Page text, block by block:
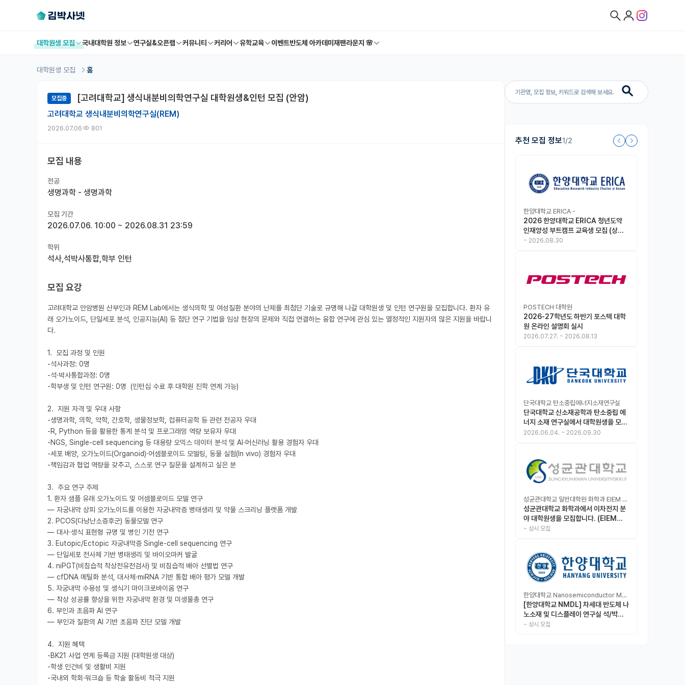
대학원생 모집 국내대학원 정보 연구실&오픈랩 커뮤니티 커리어 유학교육 이벤트반도체 아카데미 재팬라운지 🌸
대학원생 모집 홈
추천 모집 정보1/2
한양대학교 ERICA -
2026 한양대학교 ERICA 청년도약
인재양성 부트캠프 교육생 모집 (상시
모집 중, 1차 마감 : ~8.30)
~ 2026.08.30
POSTECH 대학원
2026-27학년도 하반기 포스텍 대학
원 온라인 설명회 실시
2026.07.27. ~ 2026.08.13
단국대학교 탄소중립에너지소재연구실
단국대학교 신소재공학과 탄소중립 에
너지 소재 연구실에서 대학원생을 모집
합니다.
2026.06.04. ~ 2026.09.30
성균관대학교 일반대학원 화학과 EIEM Lab
성균관대학교 화학과에서 이차전지 분
야 대학원생을 모집합니다. (EIEM
Lab)
~ 상시 모집
한양대학교 Nanosemiconductor Materials & Display Laboratory
[한양대학교 NMDL] 차세대 반도체 나
노소재 및 디스플레이 연구실 석/박사/
인턴 모집
~ 상시 모집
모집중 [고려대학교] 생식내분비의학연구실 대학원생&인턴 모집 (안암)
고려대학교 생식내분비의학연구실(REM)
2026.07.06 801
모집 내용
전공
생명과학 - 생명과학
모집 기간
2026.07.06. 10:00 ~ 2026.08.31 23:59
학위
석사,석박사통합,학부 인턴
모집 요강
고려대학교 안암병원 산부인과 REM Lab에서는 생식의학 및 여성질환 분야의 난제를 최첨단 기술로 규명해 나갈 대학원생 및 인턴 연구원을 모집합니다. 환자 유
래 오가노이드, 단일세포 분석, 인공지능(AI) 등 첨단 연구 기법을 임상 현장의 문제와 직접 연결하는 융합 연구에 관심 있는 열정적인 지원자의 많은 지원을 바랍니
다.
1.  모집 과정 및 인원
-석사과정: 0명
-석·박사통합과정: 0명
-학부생 및 인턴 연구원: 0명  (인턴십 수료 후 대학원 진학 연계 가능)
2.  지원 자격 및 우대 사항
-생명과학, 의학, 약학, 간호학, 생물정보학, 컴퓨터공학 등 관련 전공자 우대
-R, Python 등을 활용한 통계 분석 및 프로그래밍 역량 보유자 우대
-NGS, Single-cell sequencing 등 대용량 오믹스 데이터 분석 및 AI·머신러닝 활용 경험자 우대
-세포 배양, 오가노이드(Organoid)·어셈블로이드 모델링, 동물 실험(In vivo) 경험자 우대
-책임감과 협업 역량을 갖추고, 스스로 연구 질문을 설계하고 싶은 분
3.  주요 연구 주제
1. 환자 샘플 유래 오가노이드 및 어셈블로이드 모델 연구
— 자궁내막 상피 오가노이드를 이용한 자궁내막증 병태생리 및 약물 스크리닝 플랫폼 개발
2. PCOS(다낭난소증후군) 동물모델 연구
— 대사·생식 표현형 규명 및 병인 기전 연구
3. Eutopic/Ectopic 자궁내막증 Single-cell sequencing 연구
— 단일세포 전사체 기반 병태생리 및 바이오마커 발굴
4. niPGT(비침습적 착상전유전검사) 및 비침습적 배아 선별법 연구
— cfDNA 메틸화 분석, 대사체·miRNA 기반 통합 배아 평가 모델 개발
5. 자궁내막 수용성 및 생식기 마이크로바이옴 연구
— 착상 성공률 향상을 위한 자궁내막 환경 및 미생물총 연구
6. 부인과 초음파 AI 연구
— 부인과 질환의 AI 기반 초음파 진단 모델 개발
4.  지원 혜택
-BK21 사업 연계 등록금 지원 (대학원생 대상)
-학생 인건비 및 생활비 지원
-국내외 학회·워크숍 등 학술 활동비 적극 지원